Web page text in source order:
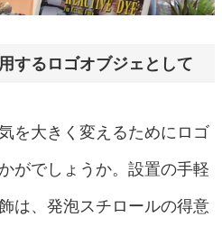
するロゴオブジェとして
を大きく変えるためにロゴ
がでしょうか。設置の手軽
は、発泡スチロールの得意